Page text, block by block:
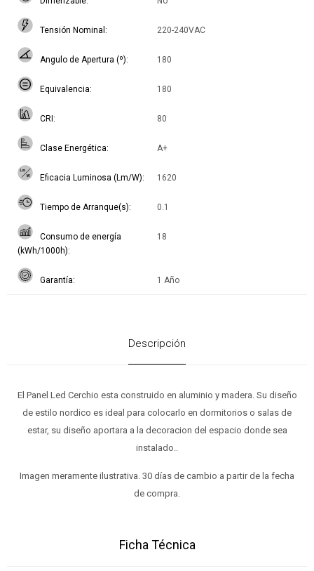
Tensión Nominal 220-240VAC
Angulo de Apertura (º) 180
Equivalencia 180
CRI 80
Clase Energética A+
Eficacia Luminosa (Lm/W) 1620
Tiempo de Arranque(s) 0.1
Consumo de energía
(kWh/1000h)
18
Garantía 1 Año
Descripción
El Panel Led Cerchio esta construido en aluminio y madera. Su diseño
de estilo nordico es ideal para colocarlo en dormitorios o salas de
estar, su diseño aportara a la decoracion del espacio donde sea
instalado..
Imagen meramente ilustrativa. 30 días de cambio a partir de la fecha
de compra.
Ficha Técnica